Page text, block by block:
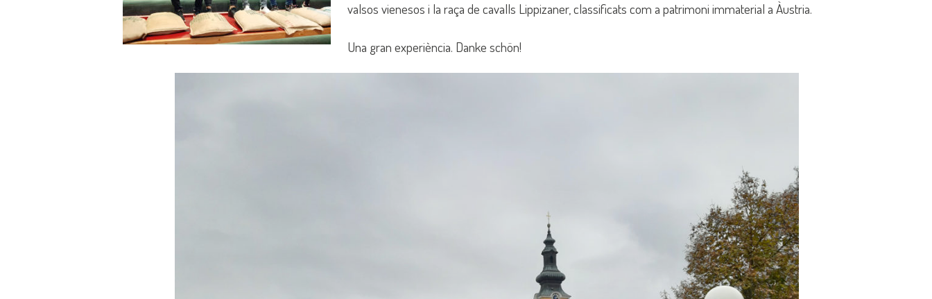
valsos vienesos i la raça de cavalls Lippizaner, classificats com a patrimoni immaterial a Àustria.
Una gran experiència. Danke schön!